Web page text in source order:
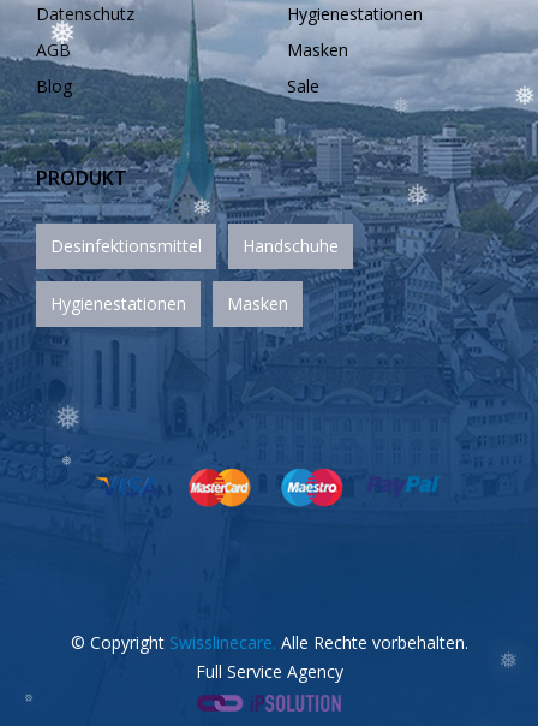
Datenschutz
AGB
Blog
Hygienestationen
Masken
Sale
PRODUKT
Desinfektionsmittel Handschuhe
Hygienestationen Masken
© Copyright Swisslinecare. Alle Rechte vorbehalten.
Full Service Agency
❅
❅
❅
❅
❅
❅
❅
❅